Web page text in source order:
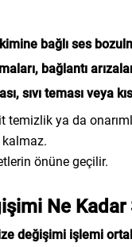
bağlı ses
bağlantı
sıvı teması veya
temizlik ya da
önüne geçilir.
Ne Kadar
değişimi işlemi